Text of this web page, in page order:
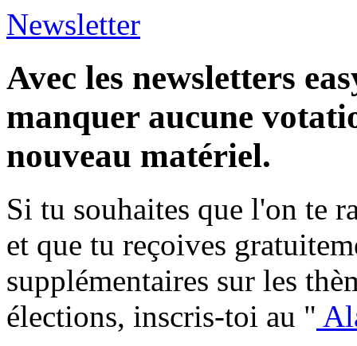
Newsletter
Avec les newsletters
manquer aucune
nouveau matériel.
Si tu souhaites que l'on te
et que tu reçoives
supplémentaires sur les
élections, inscris-toi au "